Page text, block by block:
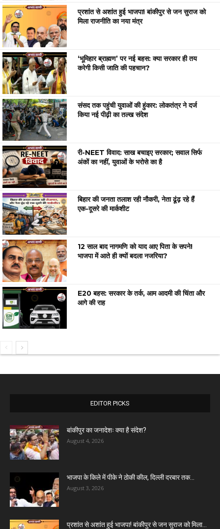
प्रशांत से अशांत हुई भाजपा! बांकीपुर से जन सुराज को
मिला राजनीति का नया मंत्र
‘भूमिहार ब्राह्मण’ पर नई बहस: क्या सरकार ही तय
करेगी किसी जाति की पहचान?
संसद तक पहुंची युवाओं की हुंकार: लोकतंत्र ने दर्ज
किया नई पीढ़ी का तल्ख संदेश
री-NEET विवाद: साख बचाइए सरकार; सवाल सिर्फ
अंकों का नहीं, युवाओं के भरोसे का है
बिहार की जनता तलाश रही नौकरी, नेता ढूंढ़ रहे हैं
एक-दूसरे की मार्कशीट
12 साल बाद नागमणि को याद आए पिता के सपने!
भाजपा में आते ही क्यों बदला नजरिया?
E20 बहस: सरकार के तर्क, आम आदमी की चिंता और
आगे की राह
EDITOR PICKS
बांकीपुर का जनादेशः क्या है संदेश?
August 4, 2026
भाजपा के किले में पीके ने ठोकी कील, दिल्ली दरबार तक...
August 3, 2026
प्रशांत से अशांत हुई भाजपा! बांकीपुर से जन सुराज को मिला...